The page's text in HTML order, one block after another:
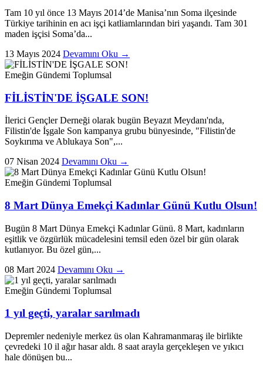
Tam 10 yıl önce 13 Mayıs 2014’de Manisa’nın Soma ilçesinde
Türkiye tarihinin en acı işçi katliamlarından biri yaşandı. Tam 301
maden işçisi Soma’da...
13 Mayıs 2024 Devamını Oku →
Emeğin Gündemi Toplumsal
FİLİSTİN'DE İŞGALE SON!
İlerici Gençler Derneği olarak bugün Beyazıt Meydanı'nda,
Filistin'de İşgale Son kampanya grubu bünyesinde, "Filistin'de
Soykırıma ve Ablukaya Son",...
07 Nisan 2024 Devamını Oku →
Emeğin Gündemi Toplumsal
8 Mart Dünya Emekçi Kadınlar Günü Kutlu Olsun!
Bugün 8 Mart Dünya Emekçi Kadınlar Günü. 8 Mart, kadınların
eşitlik ve özgürlük mücadelesini temsil eden özel bir gün olarak
kutlanıyor. Bu özel gün,...
08 Mart 2024 Devamını Oku →
Emeğin Gündemi Toplumsal
1 yıl geçti, yaralar sarılmadı
Depremler nedeniyle merkez üs olan Kahramanmaraş ile birlikte
çevredeki 10 il ağır hasar aldı. 8 saat arayla gerçekleşen ve yıkıcı
hale dönüşen bu...